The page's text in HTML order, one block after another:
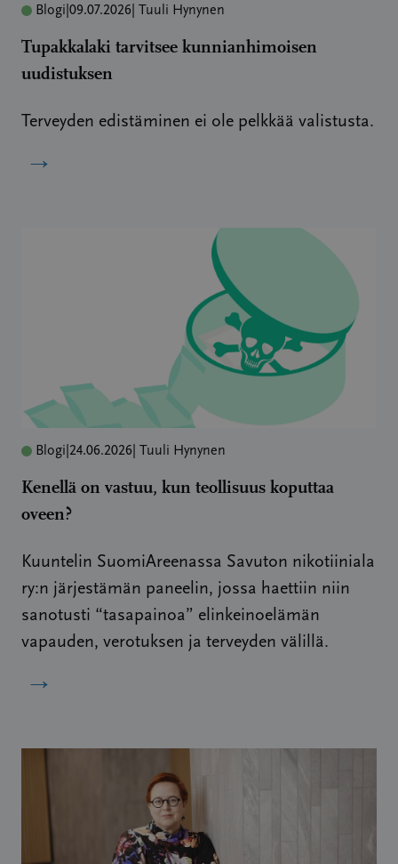
Blogi 09.07.2026 | Tuuli Hynynen
Tupakkalaki tarvitsee kunnianhimoisen
uudistuksen
Terveyden edistäminen ei ole pelkkää valistusta.
→
Blogi 24.06.2026 | Tuuli Hynynen
Kenellä on vastuu, kun teollisuus koputtaa
oveen?
Kuuntelin SuomiAreenassa Savuton nikotiiniala
ry:n järjestämän paneelin, jossa haettiin niin
sanotusti “tasapainoa” elinkeinoelämän
vapauden, verotuksen ja terveyden välillä.
→